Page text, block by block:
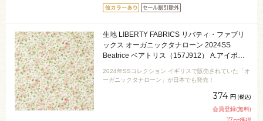
生地 LIBERTY FABRICS リバティ・ファブリ
ックス オーガニックタナローン 2024SS
Beatrice ベアトリス（157J912） A.アイボリ
2024年SSコレクション イギリスで販売されていた「オ
ーガニックタナローン」が日本でも発売！
374 円 (税込)
会員登録(無料)